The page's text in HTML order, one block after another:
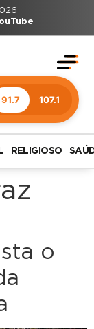
91.7 107.1
RELIGIOSO
o